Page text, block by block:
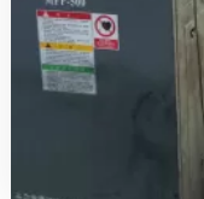
Пайка меди, алюминия
■Преимущества:
Локальный нагрев
Высококачественные
Быстрый и чистый